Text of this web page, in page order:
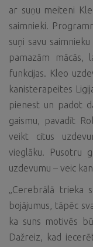
ar suņu meiteni
saimnieki.
suņi savu
pamazām mācās,
funkcijas. Kleo
kanisterapeites
pienest un padot
gaismu, pavadīt
veikt citus
vieglāku. Pusotru
uzdevumu – veic
„Cerebrālā trieka
bojājumus, tāpēc
ka suns motivēs
Dažreiz, kad